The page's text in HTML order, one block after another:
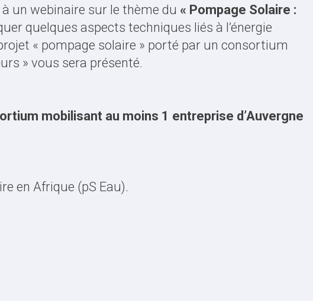
un webinaire sur le thème du « Pompage Solaire :
quelques aspects techniques liés à l’énergie
« pompage solaire » porté par un consortium
» vous sera présenté.
mobilisant au moins 1 entreprise d’Auvergne
en Afrique (pS Eau).